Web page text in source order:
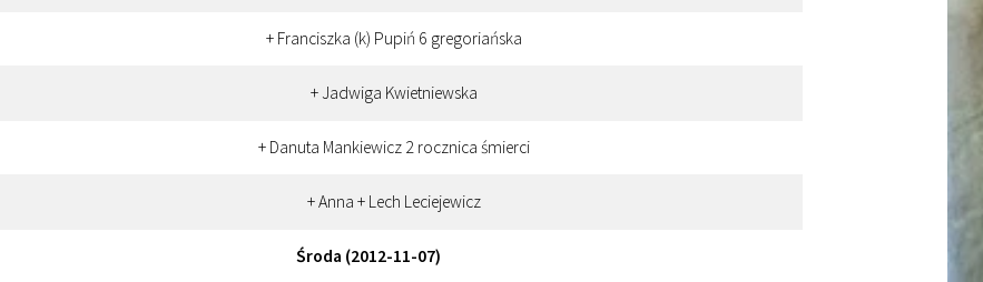
+ Franciszka (k) Pupiń 6 gregoriańska
+ Jadwiga Kwietniewska
+ Danuta Mankiewicz 2 rocznica śmierci
+ Anna + Lech Leciejewicz
Środa (2012-11-07)